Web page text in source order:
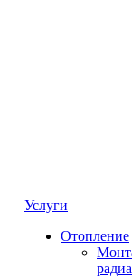
Услуги
Отопление